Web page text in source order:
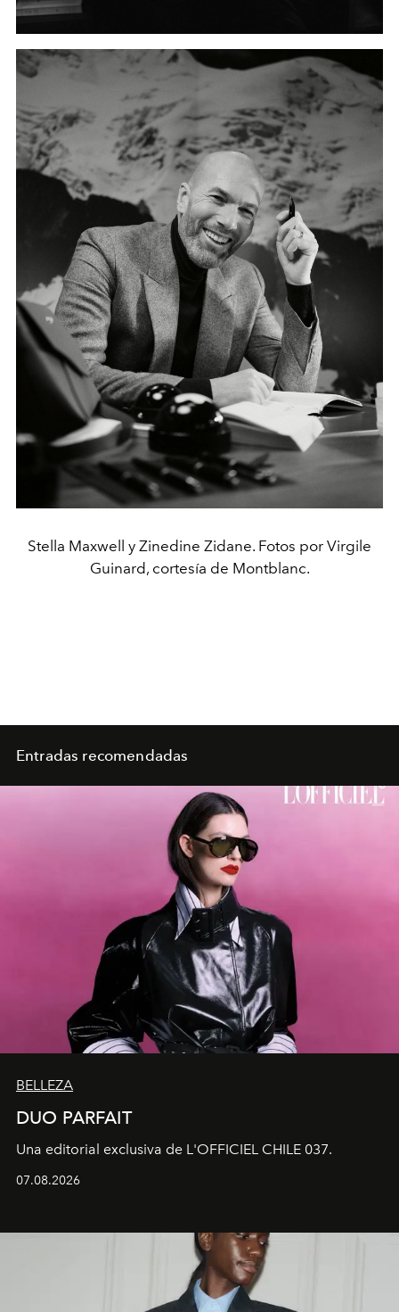
Stella Maxwell y Zinedine Zidane. Fotos por Virgile
Guinard, cortesía de Montblanc.
Entradas recomendadas
BELLEZA
DUO PARFAIT
Una editorial exclusiva de L'OFFICIEL CHILE 037.
07.08.2026